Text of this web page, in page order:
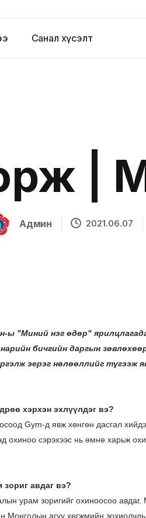
Санал хүсэлт
|
Админ 2021.06.07
ы "Миний нэг өдөр"
бичгийн даргын
эерэг нөлөөллийг түгээж
хэрхэн эхлүүлдэг вэ?
Gym-д явж хөнгөн дасгал
охиноо сэрэхээс нь өмнө харьж
авдаг вэ?
урам зоригийг охиноосоо
Монголын агуу хөгжмийн